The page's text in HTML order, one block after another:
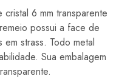
6 mm transparente
possui a face de
strass. Todo metal
Sua embalagem